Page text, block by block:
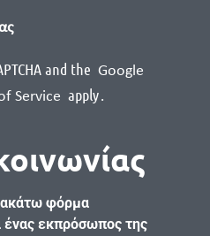
and the Google
Service apply.
φόρμα
ένας εκπρόσωπος της